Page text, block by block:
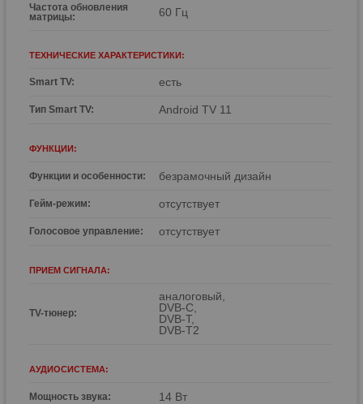
Частота обновления
матрицы:
60 Гц
ТЕХНИЧЕСКИЕ ХАРАКТЕРИСТИКИ:
Smart TV: есть
Тип Smart TV: Android TV 11
ФУНКЦИИ:
Функции и особенности: безрамочный дизайн
Гейм-режим: отсутствует
Голосовое управление: отсутствует
ПРИЕМ СИГНАЛА:
TV-тюнер:
аналоговый,
DVB-C,
DVB-T,
DVB-T2
АУДИОСИСТЕМА:
Мощность звука: 14 Вт